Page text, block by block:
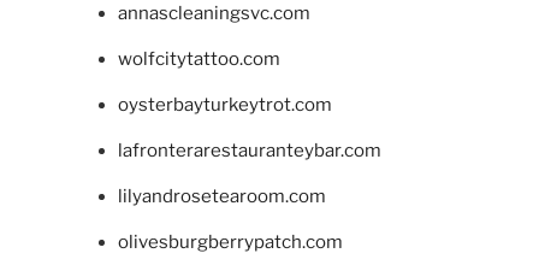
annascleaningsvc.com
wolfcitytattoo.com
oysterbayturkeytrot.com
lafronterarestauranteybar.com
lilyandrosetearoom.com
olivesburgberrypatch.com